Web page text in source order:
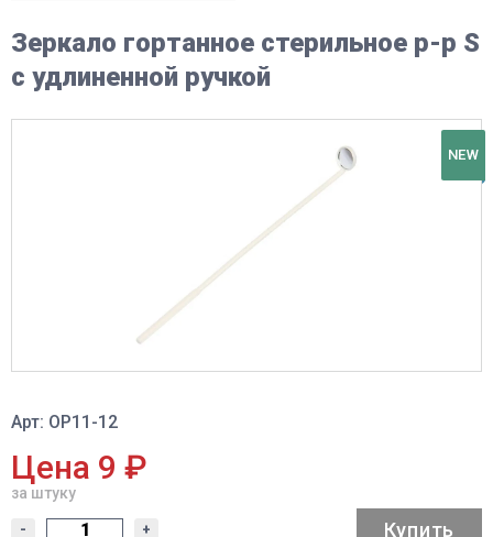
Зеркало гортанное стерильное р-р S
с удлиненной ручкой
NEW
Арт: ОР11-12
Цена 9 ₽
за штуку
- + Купить